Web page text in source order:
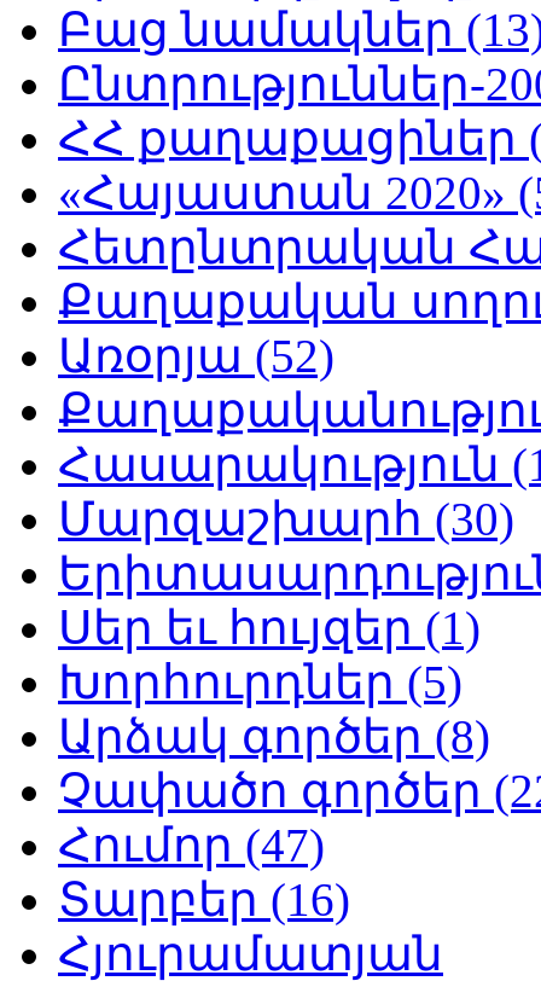
Բաց նամակներ
Ընտրություններ-
ՀՀ քաղաքացիներ
«Հայաստան 2020»
Հետընտրական
Քաղաքական
Առօրյա (52)
Հասարակություն
Մարզաշխարհ (30)
Սեր եւ հույզեր (1)
Խորհուրդներ (5)
Արձակ գործեր (8)
Չափածո գործեր
Հումոր (47)
Տարբեր (16)
Հյուրամատյան